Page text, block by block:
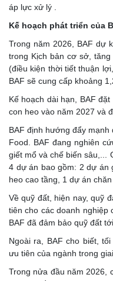
áp lực xử lý .
Kế hoạch phát triển của
Trong năm 2026, BAF dự
trong Kịch bản cơ sở,
(điều kiện thời tiết thuận
BAF sẽ cung cấp khoảng
Kế hoạch dài hạn, BAF
con heo vào năm 2027 và
BAF định hướng đẩy mạnh
Food. BAF đang nghiên
giết mổ và chế biến sâu,...
4 dự án bao gồm: 2 dự án
heo cao tầng, 1 dự án
Về quỹ đất, hiện nay, quỹ
tiên cho các doanh nghiệp
BAF đã đảm bảo quỹ đất
Ngoài ra, BAF cho biết,
ưu tiên của ngành trong
Trong nửa đầu năm 2026,